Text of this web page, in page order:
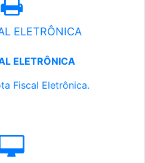
ELETRÔNICA
ELETRÔNICA
Fiscal Eletrônica.